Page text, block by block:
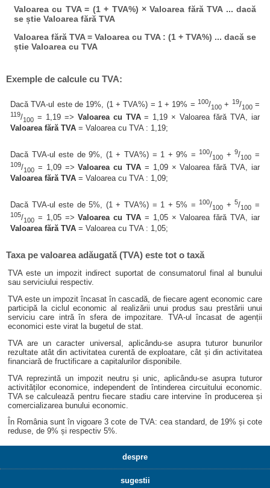
Valoarea cu TVA = (1 + TVA%) × Valoarea fără TVA ... dacă
se știe Valoarea fără TVA
Valoarea fără TVA = Valoarea cu TVA : (1 + TVA%) ... dacă se
știe Valoarea cu TVA
Exemple de calcule cu TVA:
Dacă TVA-ul este de 19%, (1 + TVA%) = 1 + 19% = 100/100+ 19/100=
119/100 = 1,19 => Valoarea cu TVA= 1,19 × Valoarea fără TVA, iar
Valoarea fără TVA = Valoarea cu TVA : 1,19;
Dacă TVA-ul este de 9%, (1 + TVA%) = 1 + 9% =100/100 +9/100 =
109/100 = 1,09 =>Valoarea cu TVA = 1,09 × Valoarea fără TVA, iar
Valoarea fără TVA = Valoarea cu TVA : 1,09;
Dacă TVA-ul este de 5%, (1 + TVA%) = 1 + 5% =100/100 +5/100 =
105/100 = 1,05 =>Valoarea cu TVA = 1,05 × Valoarea fără TVA, iar
Valoarea fără TVA = Valoarea cu TVA : 1,05;
Taxa pe valoarea adăugată (TVA) este tot o taxă
TVA este un impozit indirect suportat de consumatorul final al bunului
sau serviciului respectiv.
TVA este un impozit încasat în cascadă, de fiecare agent economic care
participă la ciclul economic al realizării unui produs sau prestării unui
serviciu care intră în sfera de impozitare. TVA-ul încasat de agenții
economici este virat la bugetul de stat.
TVA are un caracter universal, aplicându-se asupra tuturor bunurilor
rezultate atât din activitatea curentă de exploatare, cât și din activitatea
financiară de fructificare a capitalurilor disponibile.
TVA reprezintă un impozit neutru și unic, aplicându-se asupra tuturor
activităților economice, independent de întinderea circuitului economic.
TVA se calculează pentru fiecare stadiu care intervine în producerea și
comercializarea bunului economic.
În România sunt în vigoare 3 cote de TVA: cea standard, de 19% și cote
reduse, de 9% și respectiv 5%.
despre
sugestii